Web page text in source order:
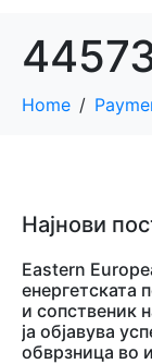
Home
Најнови
Eastern
енергетската
и сопственик
ја објавува
обврзница во